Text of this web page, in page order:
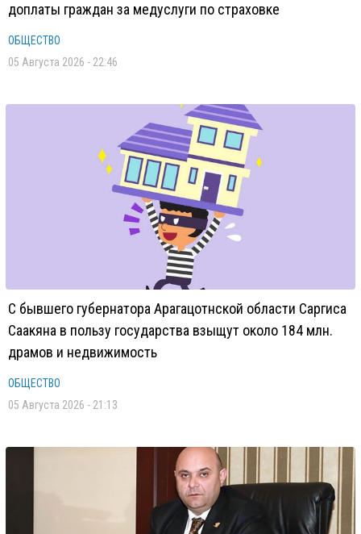
доплаты граждан за медуслуги по страховке
ОБЩЕСТВО
05 Августа 2026 - 22:46
С бывшего губернатора Арагацотнской области Саргиса
Саакяна в пользу государства взыщут около 184 млн.
драмов и недвижимость
ОБЩЕСТВО
05 Августа 2026 - 21:13